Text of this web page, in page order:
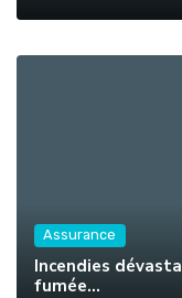
Assurance
Incendies
fumée...